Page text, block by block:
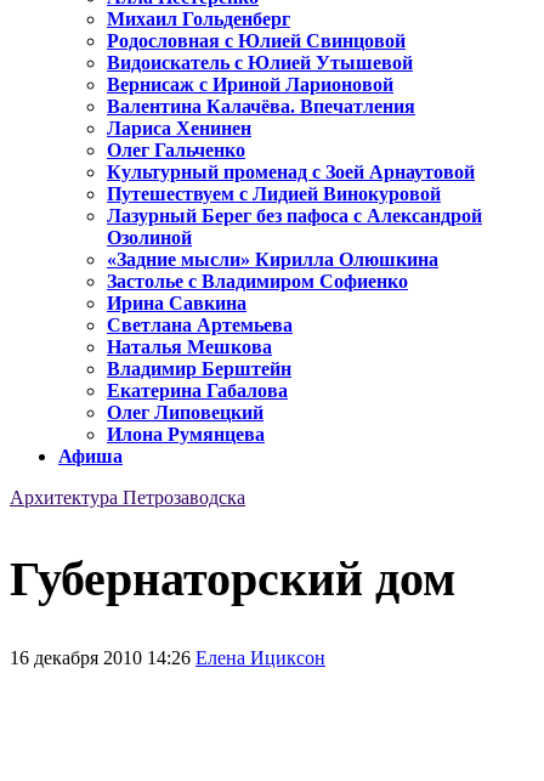
Михаил Гольденберг
Родословная с Юлией Свинцовой
Видоискатель с Юлией Утышевой
Вернисаж с Ириной Ларионовой
Валентина Калачёва. Впечатления
Лариса Хенинен
Олег Гальченко
Культурный променад с Зоей Арнаутовой
Путешествуем с Лидией Винокуровой
Лазурный Берег без пафоса с Александрой
Озолиной
«Задние мысли» Кирилла Олюшкина
Застолье с Владимиром Софиенко
Ирина Савкина
Светлана Артемьева
Наталья Мешкова
Владимир Берштейн
Екатерина Габалова
Олег Липовецкий
Илона Румянцева
Афиша
Архитектура Петрозаводска
Губернаторский дом
16 декабря 2010 14:26 Елена Ициксон